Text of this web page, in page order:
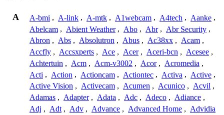
A A-bmi , A-link , A-mtk , A1webcam , A4tech , Aanke ,
Abelcam , Abient Weather , Abo , Abr , Abr Security ,
Abron , Abs , Absolutron , Abus , Ac38xx , Acam ,
Accfly , Accsxperts , Ace , Acer , Aceri-bcn , Acesee ,
Achtertuin , Acm , Acm-v3002 , Acor , Acromedia ,
Acti , Action , Actioncam , Actiontec , Activa , Active ,
Active Vision , Activecam , Acumen , Acunico , Acvil ,
Adamas , Adapter , Adata , Adc , Adeco , Adiance ,
Adj , Adt , Adv , Advance , Advanced Home , Advidia